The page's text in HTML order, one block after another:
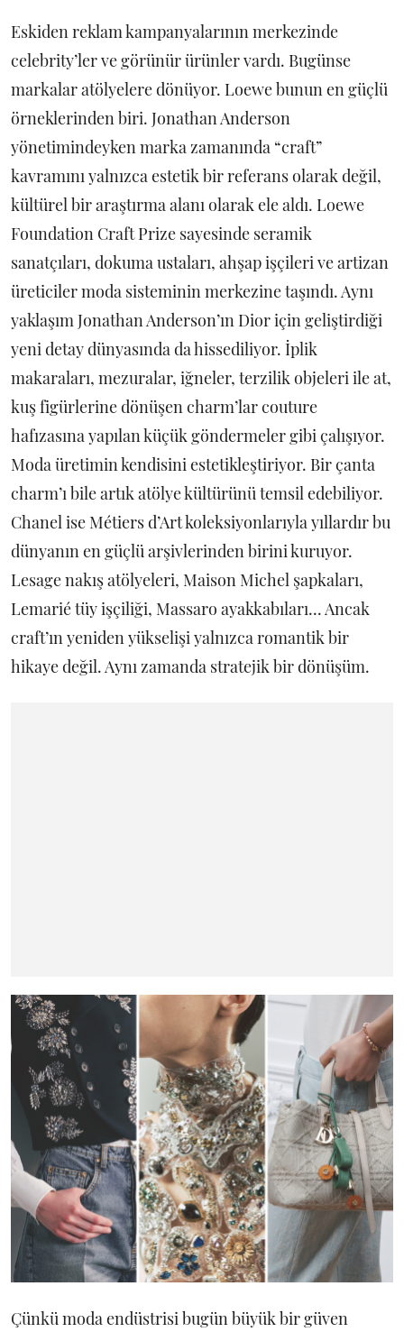
Eskiden reklam kampanyalarının merkezinde
celebrity’ler ve görünür ürünler vardı. Bugünse
markalar atölyelere dönüyor. Loewe bunun en güçlü
örneklerinden biri. Jonathan Anderson
yönetimindeyken marka zamanında “craft”
kavramını yalnızca estetik bir referans olarak değil,
kültürel bir araştırma alanı olarak ele aldı. Loewe
Foundation Craft Prize sayesinde seramik
sanatçıları, dokuma ustaları, ahşap işçileri ve artizan
üreticiler moda sisteminin merkezine taşındı. Aynı
yaklaşım Jonathan Anderson’ın Dior için geliştirdiği
yeni detay dünyasında da hissediliyor. İplik
makaraları, mezuralar, iğneler, terzilik objeleri ile at,
kuş figürlerine dönüşen charm’lar couture
hafızasına yapılan küçük göndermeler gibi çalışıyor.
Moda üretimin kendisini estetikleştiriyor. Bir çanta
charm’ı bile artık atölye kültürünü temsil edebiliyor.
Chanel ise Métiers d’Art koleksiyonlarıyla yıllardır bu
dünyanın en güçlü arşivlerinden birini kuruyor.
Lesage nakış atölyeleri, Maison Michel şapkaları,
Lemarié tüy işçiliği, Massaro ayakkabıları... Ancak
craft’ın yeniden yükselişi yalnızca romantik bir
hikaye değil. Aynı zamanda stratejik bir dönüşüm.
Çünkü moda endüstrisi bugün büyük bir güven